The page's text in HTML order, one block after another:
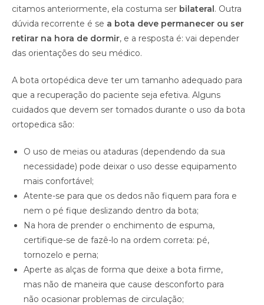
citamos anteriormente, ela costuma ser bilateral. Outra
dúvida recorrente é se a bota deve permanecer ou ser
retirar na hora de dormir, e a resposta é: vai depender
das orientações do seu médico.
A bota ortopédica deve ter um tamanho adequado para
que a recuperação do paciente seja efetiva. Alguns
cuidados que devem ser tomados durante o uso da bota
ortopedica são:
O uso de meias ou ataduras (dependendo da sua
necessidade) pode deixar o uso desse equipamento
mais confortável;
Atente-se para que os dedos não fiquem para fora e
nem o pé fique deslizando dentro da bota;
Na hora de prender o enchimento de espuma,
certifique-se de fazê-lo na ordem correta: pé,
tornozelo e perna;
Aperte as alças de forma que deixe a bota firme,
mas não de maneira que cause desconforto para
não ocasionar problemas de circulação;